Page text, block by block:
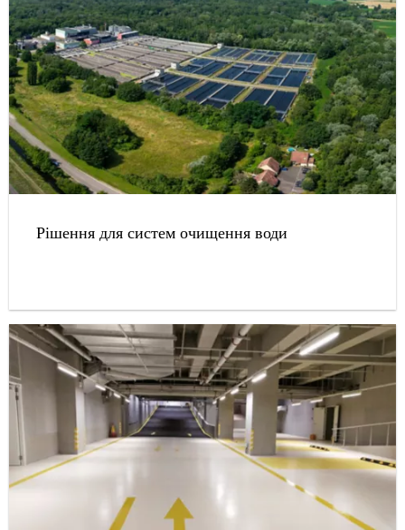
Рішення для систем очищення води